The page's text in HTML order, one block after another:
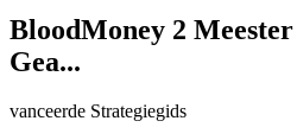
BloodMoney 2
Gea...
vanceerde Strategiegids